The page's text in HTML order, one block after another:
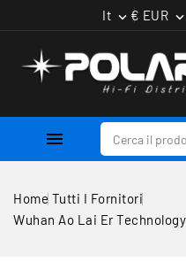
It  € EUR 

Home Tutti I Fornitori
Wuhan Ao Lai Er